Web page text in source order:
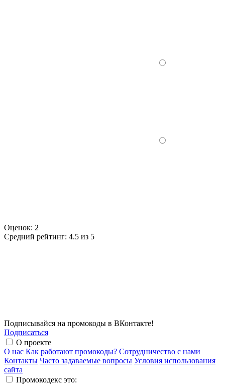
Оценок: 2
Средний рейтинг: 4.5 из 5
Подписывайся на промокоды в ВКонтакте!
Подписаться
О проекте
О нас Как работают промокоды? Сотрудничество с нами
Контакты Часто задаваемые вопросы Условия использования
сайта
Промокодекс это: